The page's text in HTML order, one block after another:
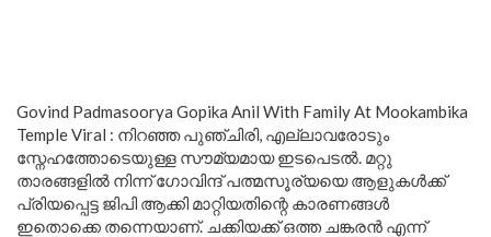
Govind Padmasoorya Gopika Anil With Family At Mookambika
Temple Viral : നിറഞ്ഞ പുഞ്ചിരി, എല്ലാവരോടും
സ്നേഹത്തോടെയുള്ള സൗമ്യമായ ഇടപെടൽ. മറ്റു
താരങ്ങളിൽ നിന്ന് ഗോവിന്ദ് പത്മസൂര്യയെ ആളുകൾക്ക്
പ്രിയപ്പെട്ട ജിപി ആക്കി മാറ്റിയതിന്റെ കാരണങ്ങൾ
ഇതൊക്കെ തന്നെയാണ്. ചക്കിയക്ക് ഒത്ത ചങ്കരൻ എന്ന്